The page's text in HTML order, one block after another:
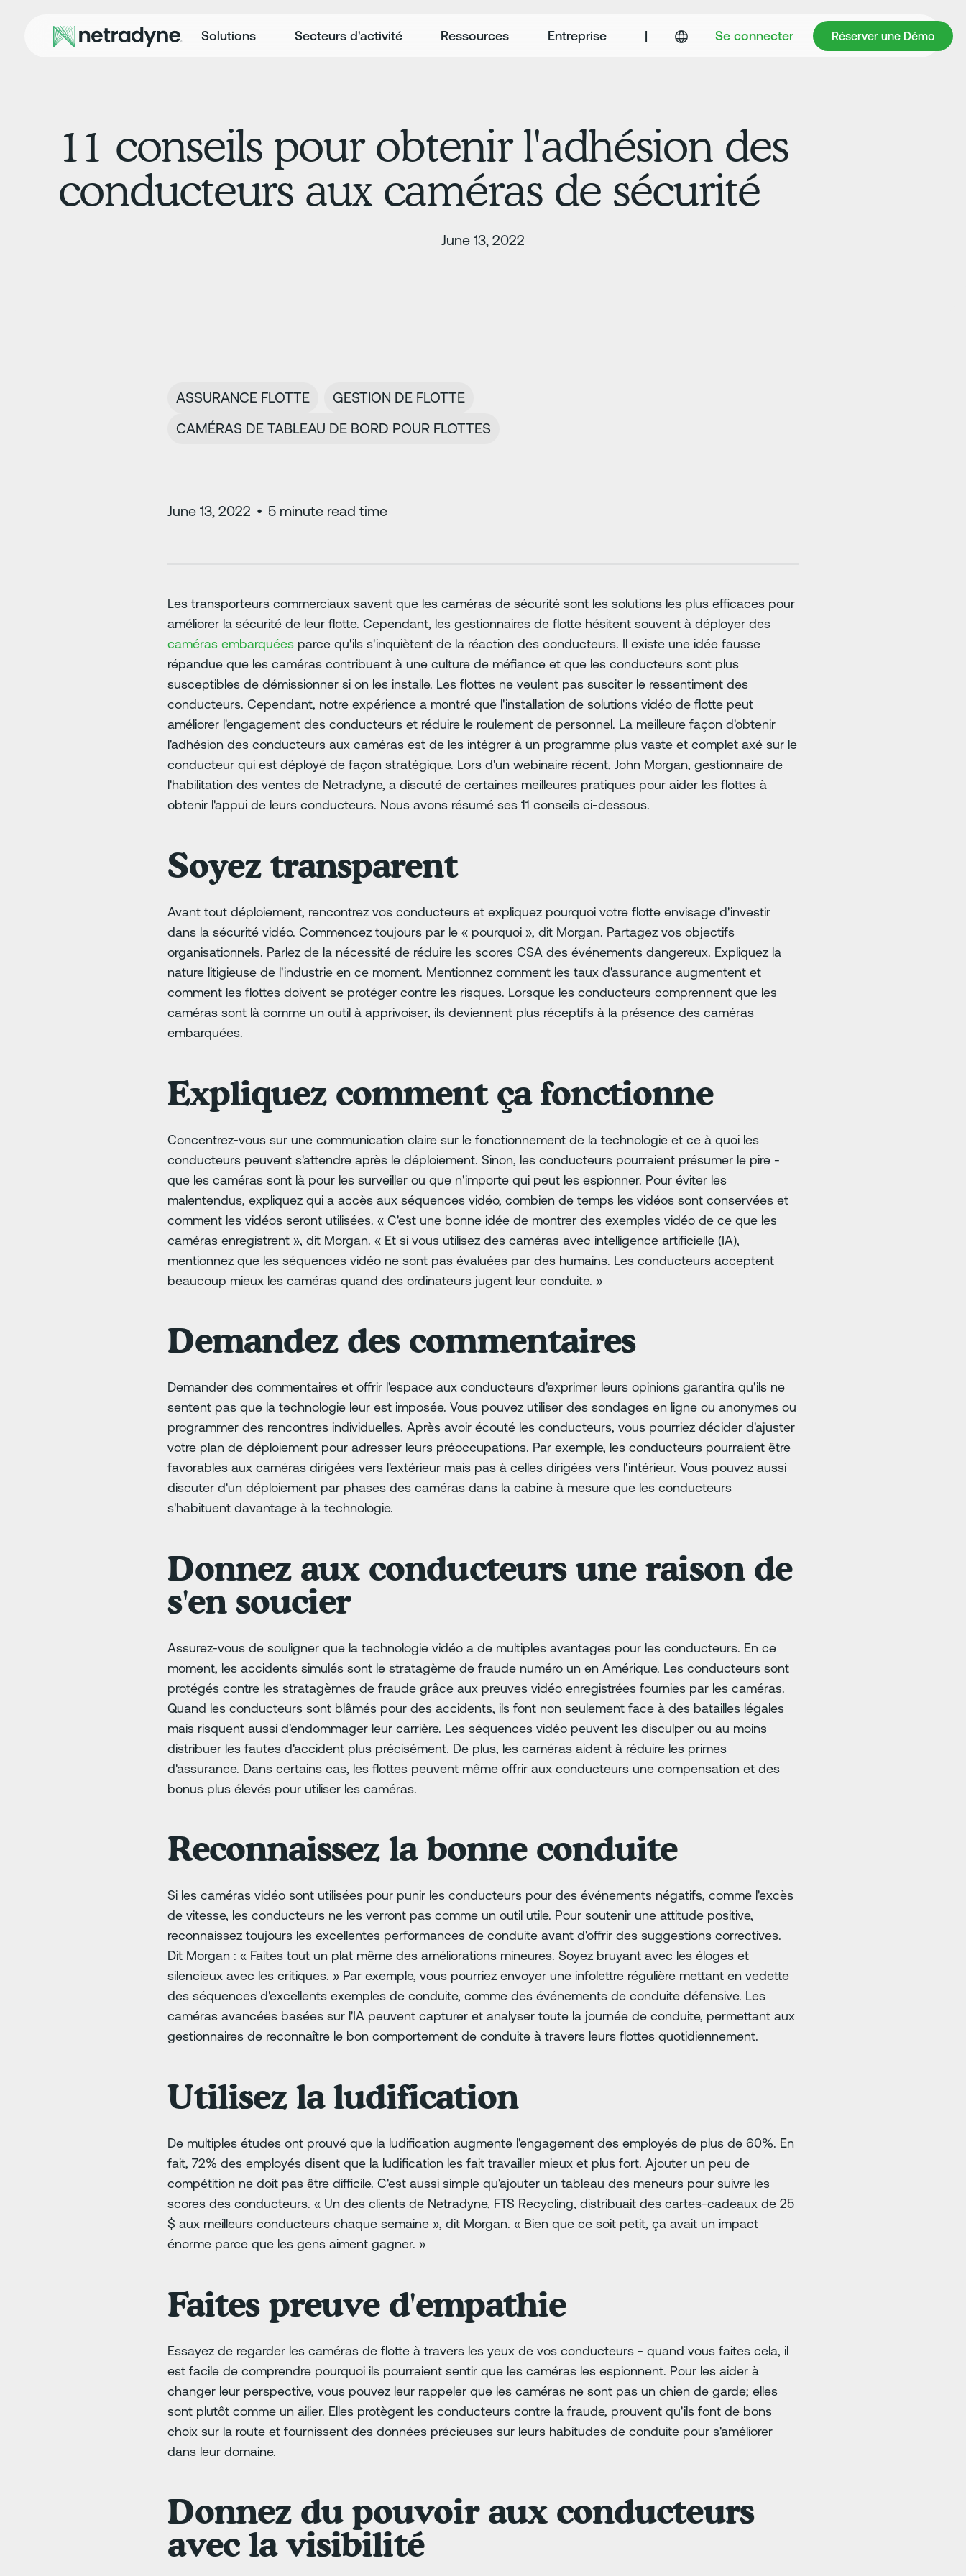
Solutions Secteurs d'activité Ressources Entreprise | Se connecter Réserver une Démo
Réserver une Démo
11 conseils pour obtenir l'adhésion des
conducteurs aux caméras de sécurité
June 13, 2022
ASSURANCE FLOTTE
GESTION DE FLOTTE
CAMÉRAS DE TABLEAU DE BORD POUR FLOTTES
June 13, 2022 • 5 minute read time
Les transporteurs commerciaux savent que les caméras de sécurité sont les solutions les plus efficaces pour
améliorer la sécurité de leur flotte. Cependant, les gestionnaires de flotte hésitent souvent à déployer des
caméras embarquées parce qu'ils s'inquiètent de la réaction des conducteurs. Il existe une idée fausse
répandue que les caméras contribuent à une culture de méfiance et que les conducteurs sont plus
susceptibles de démissionner si on les installe. Les flottes ne veulent pas susciter le ressentiment des
conducteurs. Cependant, notre expérience a montré que l'installation de solutions vidéo de flotte peut
améliorer l'engagement des conducteurs et réduire le roulement de personnel. La meilleure façon d'obtenir
l'adhésion des conducteurs aux caméras est de les intégrer à un programme plus vaste et complet axé sur le
conducteur qui est déployé de façon stratégique. Lors d'un webinaire récent, John Morgan, gestionnaire de
l'habilitation des ventes de Netradyne, a discuté de certaines meilleures pratiques pour aider les flottes à
obtenir l'appui de leurs conducteurs. Nous avons résumé ses 11 conseils ci-dessous.
Soyez transparent
Avant tout déploiement, rencontrez vos conducteurs et expliquez pourquoi votre flotte envisage d'investir
dans la sécurité vidéo. Commencez toujours par le « pourquoi », dit Morgan. Partagez vos objectifs
organisationnels. Parlez de la nécessité de réduire les scores CSA des événements dangereux. Expliquez la
nature litigieuse de l'industrie en ce moment. Mentionnez comment les taux d'assurance augmentent et
comment les flottes doivent se protéger contre les risques. Lorsque les conducteurs comprennent que les
caméras sont là comme un outil à apprivoiser, ils deviennent plus réceptifs à la présence des caméras
embarquées.
Expliquez comment ça fonctionne
Concentrez-vous sur une communication claire sur le fonctionnement de la technologie et ce à quoi les
conducteurs peuvent s'attendre après le déploiement. Sinon, les conducteurs pourraient présumer le pire -
que les caméras sont là pour les surveiller ou que n'importe qui peut les espionner. Pour éviter les
malentendus, expliquez qui a accès aux séquences vidéo, combien de temps les vidéos sont conservées et
comment les vidéos seront utilisées. « C'est une bonne idée de montrer des exemples vidéo de ce que les
caméras enregistrent », dit Morgan. « Et si vous utilisez des caméras avec intelligence artificielle (IA),
mentionnez que les séquences vidéo ne sont pas évaluées par des humains. Les conducteurs acceptent
beaucoup mieux les caméras quand des ordinateurs jugent leur conduite. »
Demandez des commentaires
Demander des commentaires et offrir l'espace aux conducteurs d'exprimer leurs opinions garantira qu'ils ne
sentent pas que la technologie leur est imposée. Vous pouvez utiliser des sondages en ligne ou anonymes ou
programmer des rencontres individuelles. Après avoir écouté les conducteurs, vous pourriez décider d'ajuster
votre plan de déploiement pour adresser leurs préoccupations. Par exemple, les conducteurs pourraient être
favorables aux caméras dirigées vers l'extérieur mais pas à celles dirigées vers l'intérieur. Vous pouvez aussi
discuter d'un déploiement par phases des caméras dans la cabine à mesure que les conducteurs
s'habituent davantage à la technologie.
Donnez aux conducteurs une raison de
s'en soucier
Assurez-vous de souligner que la technologie vidéo a de multiples avantages pour les conducteurs. En ce
moment, les accidents simulés sont le stratagème de fraude numéro un en Amérique. Les conducteurs sont
protégés contre les stratagèmes de fraude grâce aux preuves vidéo enregistrées fournies par les caméras.
Quand les conducteurs sont blâmés pour des accidents, ils font non seulement face à des batailles légales
mais risquent aussi d'endommager leur carrière. Les séquences vidéo peuvent les disculper ou au moins
distribuer les fautes d'accident plus précisément. De plus, les caméras aident à réduire les primes
d'assurance. Dans certains cas, les flottes peuvent même offrir aux conducteurs une compensation et des
bonus plus élevés pour utiliser les caméras.
Reconnaissez la bonne conduite
Si les caméras vidéo sont utilisées pour punir les conducteurs pour des événements négatifs, comme l'excès
de vitesse, les conducteurs ne les verront pas comme un outil utile. Pour soutenir une attitude positive,
reconnaissez toujours les excellentes performances de conduite avant d'offrir des suggestions correctives.
Dit Morgan : « Faites tout un plat même des améliorations mineures. Soyez bruyant avec les éloges et
silencieux avec les critiques. » Par exemple, vous pourriez envoyer une infolettre régulière mettant en vedette
des séquences d'excellents exemples de conduite, comme des événements de conduite défensive. Les
caméras avancées basées sur l'IA peuvent capturer et analyser toute la journée de conduite, permettant aux
gestionnaires de reconnaître le bon comportement de conduite à travers leurs flottes quotidiennement.
Utilisez la ludification
De multiples études ont prouvé que la ludification augmente l'engagement des employés de plus de 60%. En
fait, 72% des employés disent que la ludification les fait travailler mieux et plus fort. Ajouter un peu de
compétition ne doit pas être difficile. C'est aussi simple qu'ajouter un tableau des meneurs pour suivre les
scores des conducteurs. « Un des clients de Netradyne, FTS Recycling, distribuait des cartes-cadeaux de 25
$ aux meilleurs conducteurs chaque semaine », dit Morgan. « Bien que ce soit petit, ça avait un impact
énorme parce que les gens aiment gagner. »
Faites preuve d'empathie
Essayez de regarder les caméras de flotte à travers les yeux de vos conducteurs - quand vous faites cela, il
est facile de comprendre pourquoi ils pourraient sentir que les caméras les espionnent. Pour les aider à
changer leur perspective, vous pouvez leur rappeler que les caméras ne sont pas un chien de garde; elles
sont plutôt comme un ailier. Elles protègent les conducteurs contre la fraude, prouvent qu'ils font de bons
choix sur la route et fournissent des données précieuses sur leurs habitudes de conduite pour s'améliorer
dans leur domaine.
Donnez du pouvoir aux conducteurs
avec la visibilité